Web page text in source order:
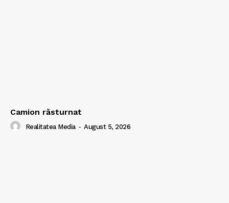
Camion răsturnat
Realitatea Media - August 5, 2026